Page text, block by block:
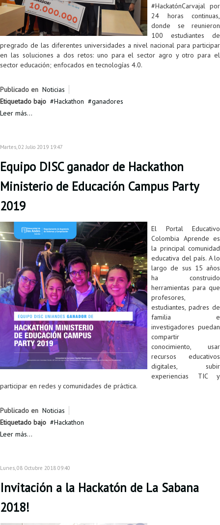
#HackatónCarvajal por
24 horas continuas,
donde se reunieron
100 estudiantes de
pregrado de las diferentes universidades a nivel nacional para participar
en las soluciones a dos retos: uno para el sector agro y otro para el
sector educación; enfocados en tecnologías 4.0.
Publicado en Noticias
Etiquetado bajo
Hackathon
ganadores
Leer más...
Martes, 02 Julio 2019 19:47
Equipo DISC ganador de Hackathon
Ministerio de Educación Campus Party
2019
El Portal Educativo
Colombia Aprende es
la principal comunidad
educativa del país. A lo
largo de sus 15 años
ha construido
herramientas para que
profesores,
estudiantes, padres de
familia e
investigadores puedan
compartir
conocimiento, usar
recursos educativos
digitales, subir
experiencias TIC y
participar en redes y comunidades de práctica.
Publicado en Noticias
Etiquetado bajo
Hackathon
Leer más...
Lunes, 08 Octubre 2018 09:40
Invitación a la Hackatón de La Sabana
2018!